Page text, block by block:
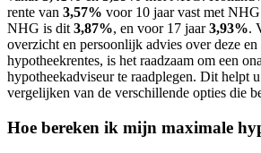
rente van 3,57% voor 10 jaar vast met
NHG is dit 3,87%, en voor 17 jaar3,93%.
overzicht en persoonlijk advies over deze
hypotheekrentes, is het raadzaam om een
hypotheekadviseur te raadplegen. Dit helpt
vergelijken van de verschillende opties die
Hoe bereken ik mijn maximale